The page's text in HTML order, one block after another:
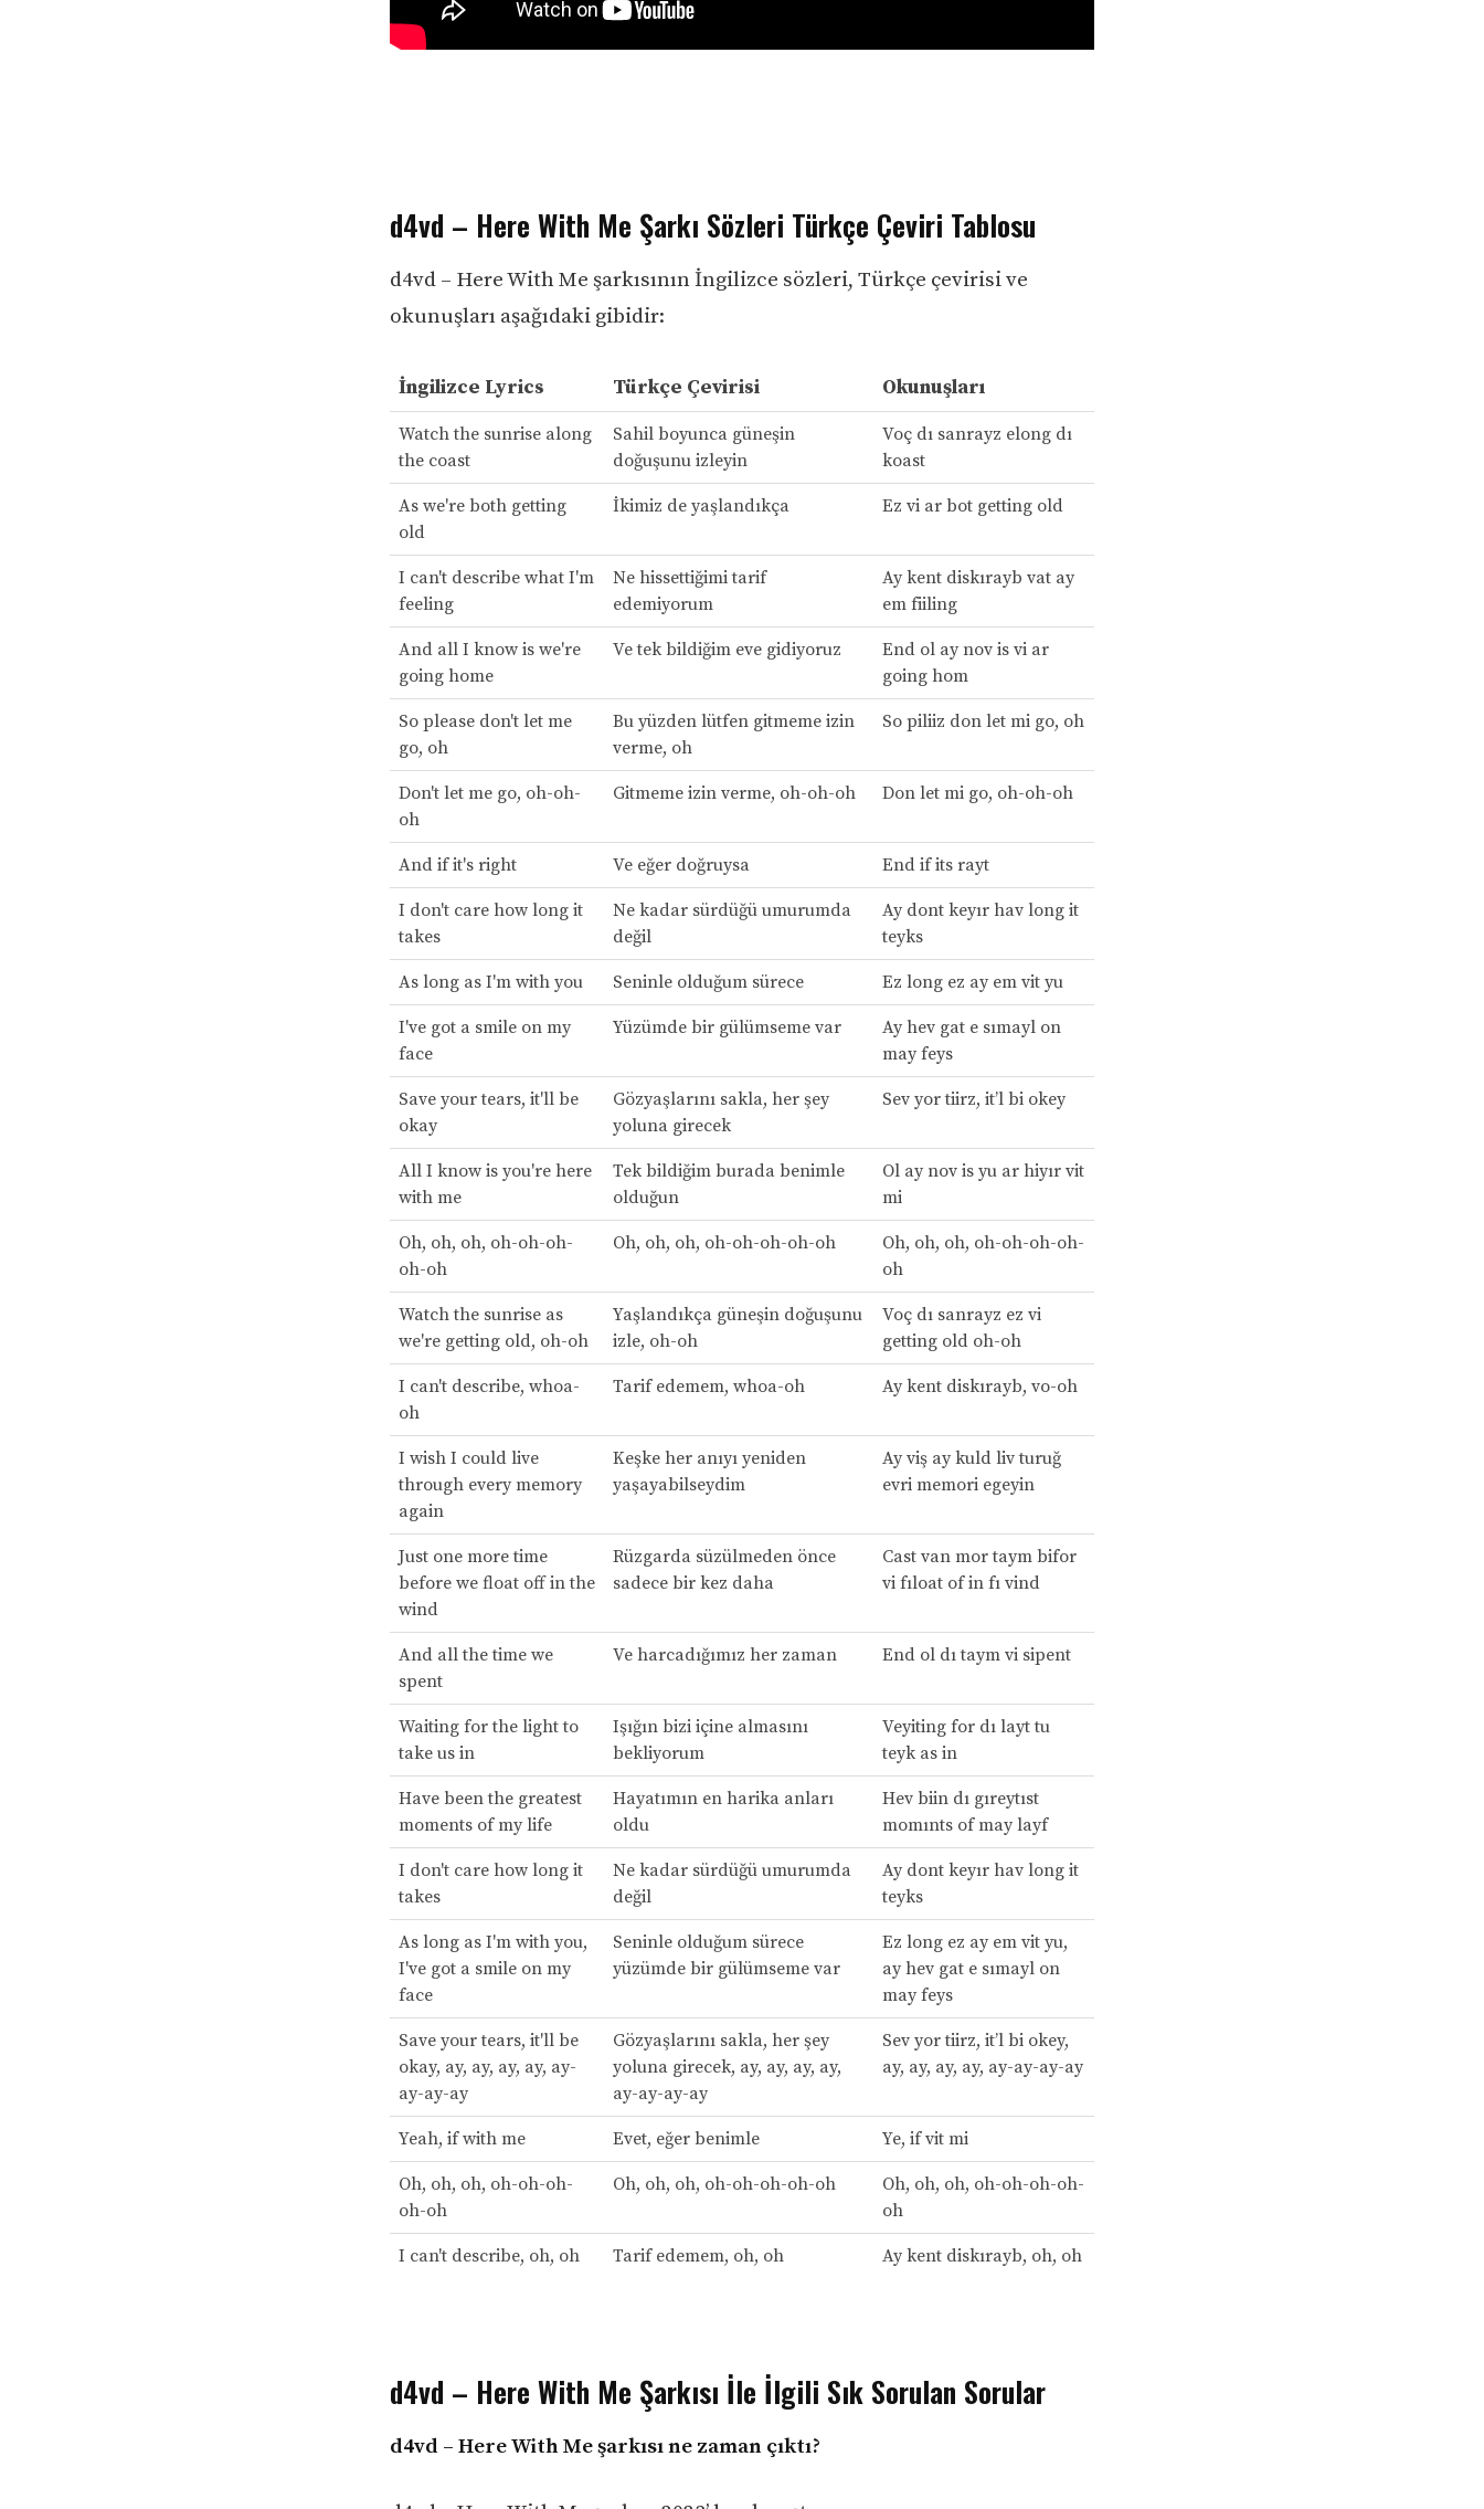
d4vd – Here With Me Şarkı Sözleri Türkçe Çeviri Tablosu
d4vd – Here With Me şarkısının İngilizce sözleri, Türkçe çevirisi ve
okunuşları aşağıdaki gibidir:
İngilizce Lyrics Türkçe Çevirisi Okunuşları
Watch the sunrise along
the coast
Sahil boyunca güneşin
doğuşunu izleyin
Voç dı sanrayz elong dı
koast
As we're both getting
old
İkimiz de yaşlandıkça Ez vi ar bot getting old
I can't describe what I'm
feeling
Ne hissettiğimi tarif
edemiyorum
Ay kent diskırayb vat ay
em fiiling
And all I know is we're
going home
Ve tek bildiğim eve gidiyoruz
End ol ay nov is vi ar
going hom
So please don't let me
go, oh
Bu yüzden lütfen gitmeme izin
verme, oh
So piliiz don let mi go, oh
Don't let me go, oh-oh-
oh
Gitmeme izin verme, oh-oh-oh Don let mi go, oh-oh-oh
And if it's right Ve eğer doğruysa End if its rayt
I don't care how long it
takes
Ne kadar sürdüğü umurumda
değil
Ay dont keyır hav long it
teyks
As long as I'm with you Seninle olduğum sürece Ez long ez ay em vit yu
I've got a smile on my
face
Yüzümde bir gülümseme var
Ay hev gat e sımayl on
may feys
Save your tears, it'll be
okay
Gözyaşlarını sakla, her şey
yoluna girecek
Sev yor tiirz, it’l bi okey
All I know is you're here
with me
Tek bildiğim burada benimle
olduğun
Ol ay nov is yu ar hiyır vit
mi
Oh, oh, oh, oh-oh-oh-
oh-oh
Oh, oh, oh, oh-oh-oh-oh-oh
Oh, oh, oh, oh-oh-oh-oh-
oh
Watch the sunrise as
we're getting old, oh-oh
Yaşlandıkça güneşin doğuşunu
izle, oh-oh
Voç dı sanrayz ez vi
getting old oh-oh
I can't describe, whoa-
oh
Tarif edemem, whoa-oh Ay kent diskırayb, vo-oh
I wish I could live
through every memory
again
Keşke her anıyı yeniden
yaşayabilseydim
Ay viş ay kuld liv turuğ
evri memori egeyin
Just one more time
before we float off in the
wind
Rüzgarda süzülmeden önce
sadece bir kez daha
Cast van mor taym bifor
vi fıloat of in fı vind
And all the time we
spent
Ve harcadığımız her zaman End ol dı taym vi sipent
Waiting for the light to
take us in
Işığın bizi içine almasını
bekliyorum
Veyiting for dı layt tu
teyk as in
Have been the greatest
moments of my life
Hayatımın en harika anları
oldu
Hev biin dı gıreytıst
momınts of may layf
I don't care how long it
takes
Ne kadar sürdüğü umurumda
değil
Ay dont keyır hav long it
teyks
As long as I'm with you,
I've got a smile on my
face
Seninle olduğum sürece
yüzümde bir gülümseme var
Ez long ez ay em vit yu,
ay hev gat e sımayl on
may feys
Save your tears, it'll be
okay, ay, ay, ay, ay, ay-
ay-ay-ay
Gözyaşlarını sakla, her şey
yoluna girecek, ay, ay, ay, ay,
ay-ay-ay-ay
Sev yor tiirz, it’l bi okey,
ay, ay, ay, ay, ay-ay-ay-ay
Yeah, if with me Evet, eğer benimle Ye, if vit mi
Oh, oh, oh, oh-oh-oh-
oh-oh
Oh, oh, oh, oh-oh-oh-oh-oh
Oh, oh, oh, oh-oh-oh-oh-
oh
I can't describe, oh, oh Tarif edemem, oh, oh Ay kent diskırayb, oh, oh
d4vd – Here With Me Şarkısı İle İlgili Sık Sorulan Sorular
d4vd – Here With Me şarkısı ne zaman çıktı?